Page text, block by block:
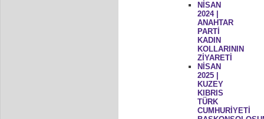
NİSAN
2024 |
ANAHTAR
PARTİ
KADIN
KOLLARININ
ZİYARETİ
NİSAN
2025 |
KUZEY
KIBRIS
TÜRK
CUMHURİYETİ